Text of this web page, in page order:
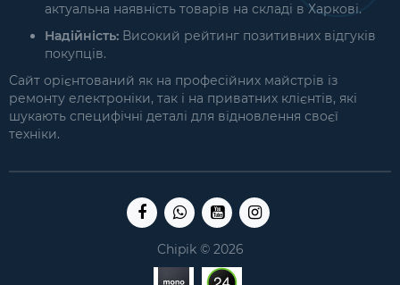
актуальна наявність товарів на складі в Харкові.
Надійність: Високий рейтинг позитивних відгуків
покупців.
Сайт орієнтований як на професійних майстрів із
ремонту електроніки, так і на приватних клієнтів, які
шукають специфічні деталі для відновлення своєї
техніки.
Chipik © 2026